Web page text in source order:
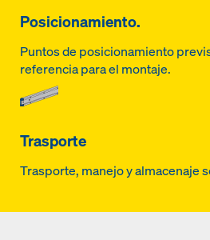
Posicionamiento.
Puntos de posicionamiento
referencia para el montaje.
Trasporte
Trasporte, manejo y almacenaje